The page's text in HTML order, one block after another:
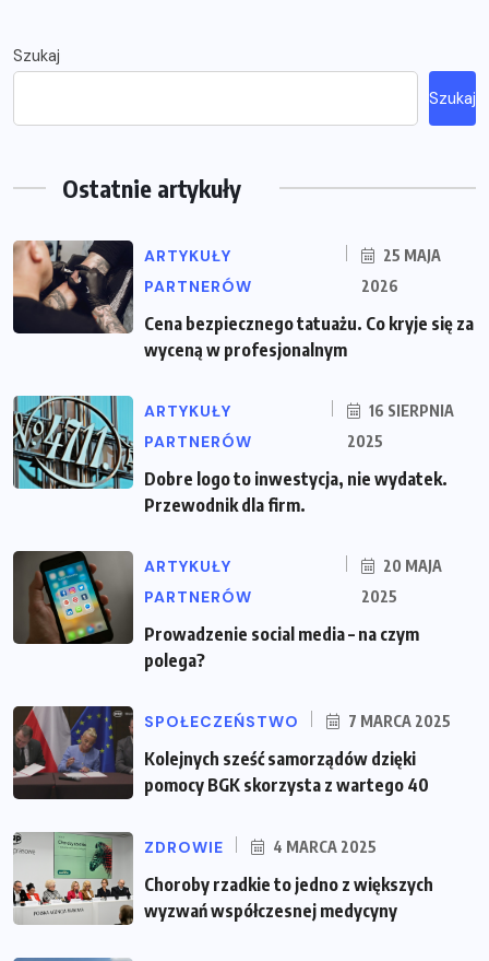
Szukaj
Szukaj
Ostatnie artykuły
ARTYKUŁY
PARTNERÓW
25 MAJA
2026
Cena bezpiecznego tatuażu. Co kryje się za
wyceną w profesjonalnym
ARTYKUŁY
PARTNERÓW
16 SIERPNIA
2025
Dobre logo to inwestycja, nie wydatek.
Przewodnik dla firm.
ARTYKUŁY
PARTNERÓW
20 MAJA
2025
Prowadzenie social media – na czym
polega?
SPOŁECZEŃSTWO 7 MARCA 2025
Kolejnych sześć samorządów dzięki
pomocy BGK skorzysta z wartego 40
ZDROWIE 4 MARCA 2025
Choroby rzadkie to jedno z większych
wyzwań współczesnej medycyny